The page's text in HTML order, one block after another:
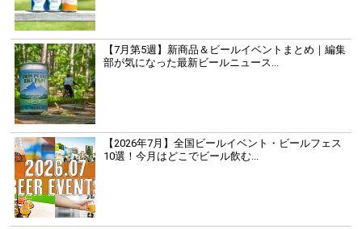
【7月第5週】新商品＆ビールイベントまとめ｜編集
部が気になった最新ビールニュース...
【2026年7月】全国ビールイベント・ビールフェス
10選！今月はどこでビール飲む...